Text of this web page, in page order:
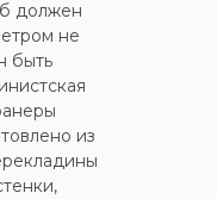
должен
не
быть
из